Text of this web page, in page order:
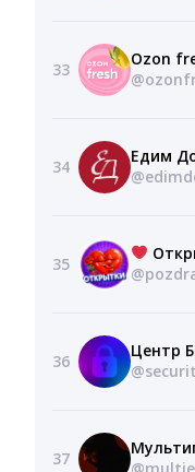
33
Ozon
34
Едим
35
36
37